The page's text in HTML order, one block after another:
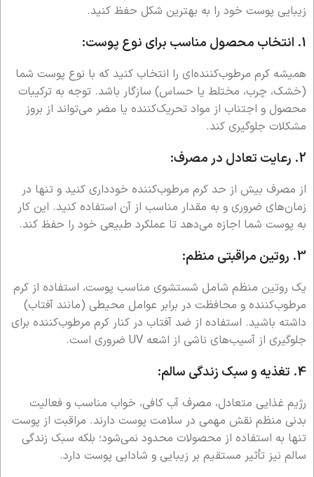
زیبایی پوست خود را به بهترین شکل حفظ کنید.
1. انتخاب محصول مناسب برای نوع پوست:
همیشه کرم مرطوب‌کننده‌ای را انتخاب کنید که با نوع پوست شما
(خشک، چرب، مختلط یا حساس) سازگار باشد. توجه به ترکیبات
محصول و اجتناب از مواد تحریک‌کننده یا مضر می‌تواند از بروز
مشکلات جلوگیری کند.
2. رعایت تعادل در مصرف:
از مصرف بیش از حد کرم مرطوب‌کننده خودداری کنید و تنها در
زمان‌های ضروری و به مقدار مناسب از آن استفاده کنید. این کار
به پوست شما اجازه می‌دهد تا عملکرد طبیعی خود را حفظ کند.
3. روتین مراقبتی منظم:
یک روتین منظم شامل شستشوی مناسب پوست، استفاده از کرم
مرطوب‌کننده و محافظت در برابر عوامل محیطی (مانند آفتاب)
داشته باشید. استفاده از ضد آفتاب در کنار کرم مرطوب‌کننده برای
جلوگیری از آسیب‌های ناشی از اشعه UV ضروری است.
4. تغذیه و سبک زندگی سالم:
رژیم غذایی متعادل، مصرف آب کافی، خواب مناسب و فعالیت
بدنی منظم نقش مهمی در سلامت پوست دارند. مراقبت از پوست
تنها به استفاده از محصولات محدود نمی‌شود؛ بلکه سبک زندگی
سالم نیز تأثیر مستقیم بر زیبایی و شادابی پوست دارد.